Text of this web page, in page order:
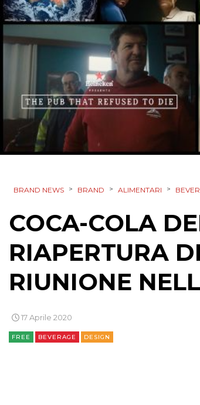
BRAND NEWS > BRAND > ALIMENTARI >
COCA-COLA
RIAPERTURA
RIUNIONE
17 Aprile 2020
FREE BEVERAGE DESIGN